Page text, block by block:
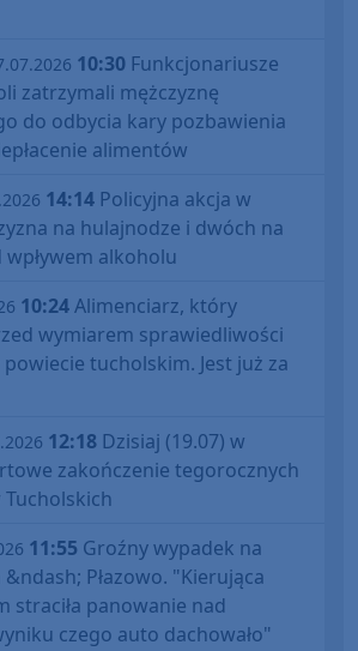
10:30 Funkcjonariusze
zatrzymali mężczyznę
do odbycia kary pozbawienia
alimentów
14:14 Policyjna akcja w
na hulajnodze i dwóch na
alkoholu
10:24Alimenciarz, który
wymiarem sprawiedliwości
tucholskim. Jest już za
12:18 Dzisiaj (19.07) w
zakończenie tegorocznych
11:55 Groźny wypadek na
Płazowo. "Kierująca
straciła panowanie nad
czego auto dachowało"